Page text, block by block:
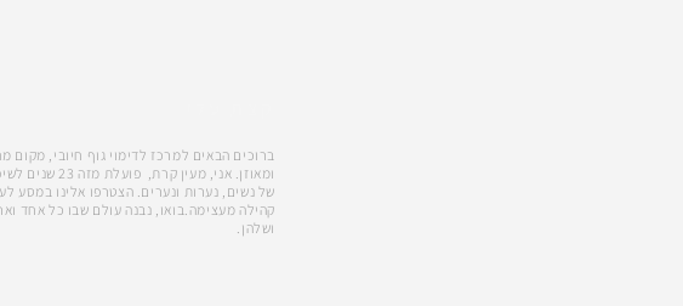
ברוכים הבאים למרכז לדימוי גוף חיובי, מקום
ומאוזן. אני,
של נשים, נערות ונערים. הצטרפו אלינו במסע
קהילה מעצימה.בואו, נבנה עולם שבו כל אחד
ושלהן.